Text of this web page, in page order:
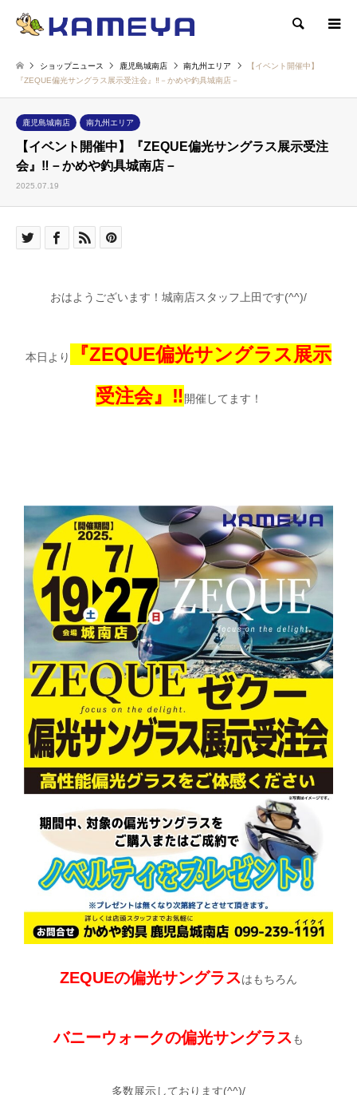
検索
ショップニュース 鹿児島城南店 南九州エリア
【イベント開催中】
『ZEQUE偏光サングラス展示受注会』‼－かめや釣具城南店－
鹿児島城南店 南九州エリア
【イベント開催中】『ZEQUE偏光サングラス展示受注
会』‼－かめや釣具城南店－
2025.07.19
おはようございます！城南店スタッフ上田です(^^)/
本日より
『ZEQUE偏光サングラス展示
受注会』‼開催してます！
ZEQUEの偏光サングラスはもちろん
バニーウォークの偏光サングラスも
多数展示しております(^^)/